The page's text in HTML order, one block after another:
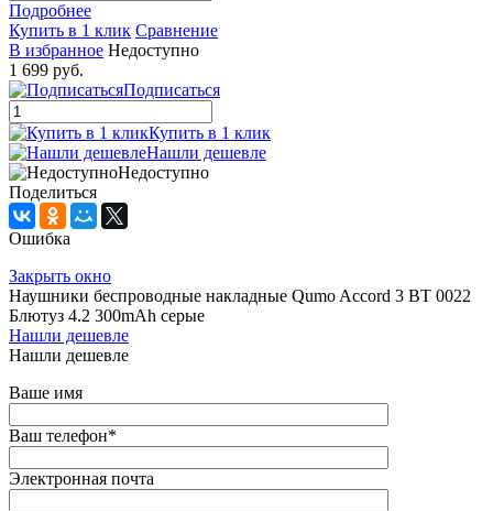
Подробнее
Купить в 1 клик Сравнение
В избранное Недоступно
1 699 руб.
Подписаться
Купить в 1 клик
Нашли дешевле
Недоступно
Поделиться
Ошибка
Закрыть окно
Наушники беспроводные накладные Qumo Accord 3 BT 0022
Блютуз 4.2 300mAh серые
Нашли дешевле
Нашли дешевле
Ваше имя
Ваш телефон*
Электронная почта